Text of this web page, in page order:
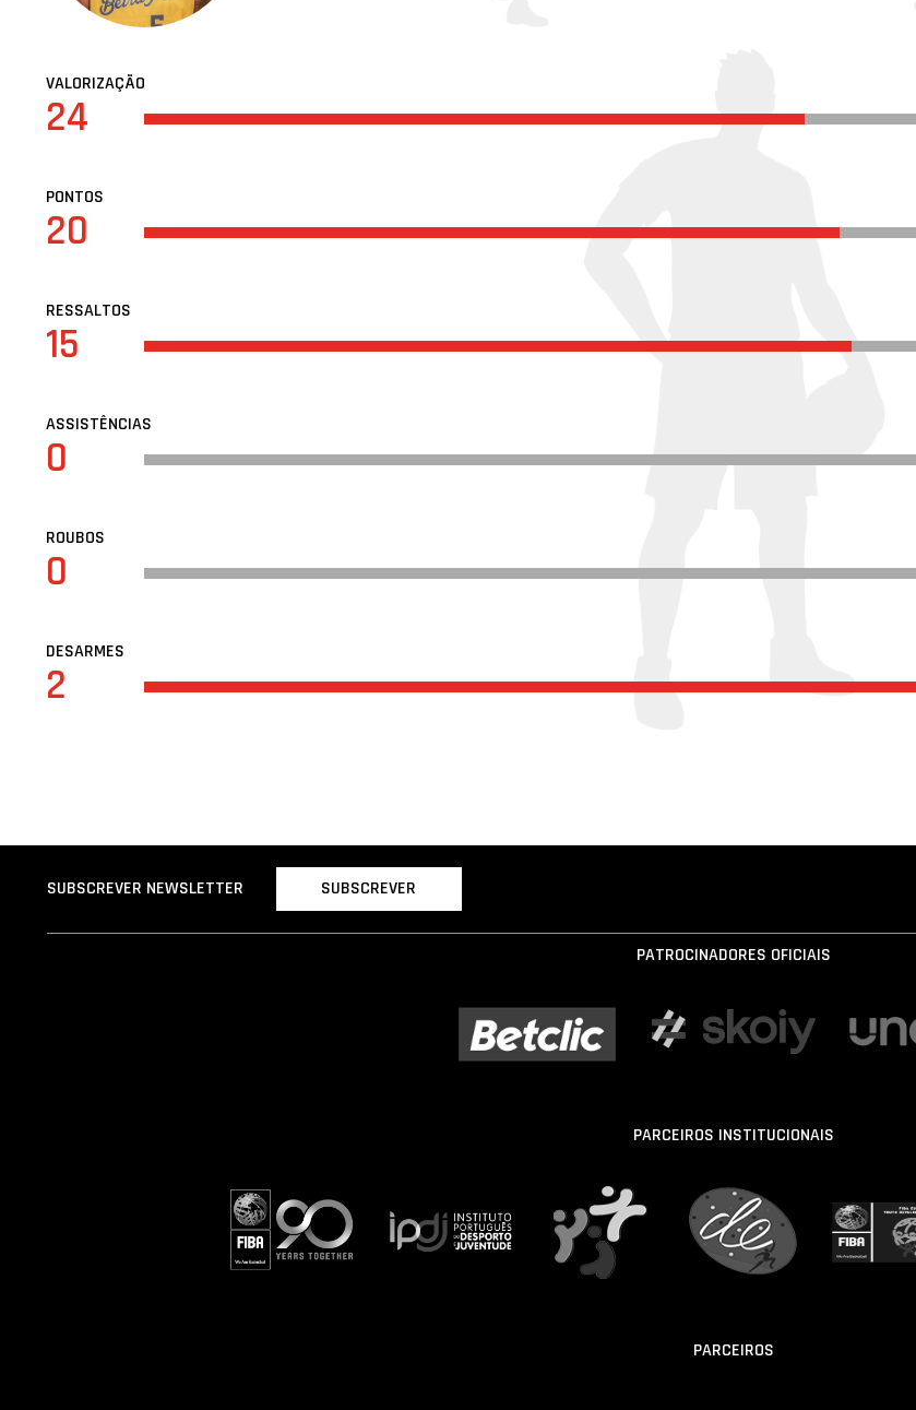
VALORIZAÇÃO
24
PONTOS
20
RESSALTOS
15
ASSISTÊNCIAS
0
ROUBOS
0
DESARMES
2
SUBSCREVER NEWSLETTER SUBSCREVER
PATROCINADORES OFICIAIS
PARCEIROS INSTITUCIONAIS
PARCEIROS